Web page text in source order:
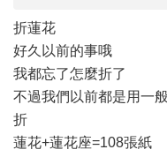
折蓮花
好久以前的事哦
我都忘了怎麼折了
不過我們以前都是用一
折
蓮花+蓮花座=108張紙